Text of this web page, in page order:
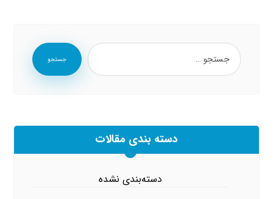
جستجو
دسته بندی مقالات
دسته‌بندی نشده